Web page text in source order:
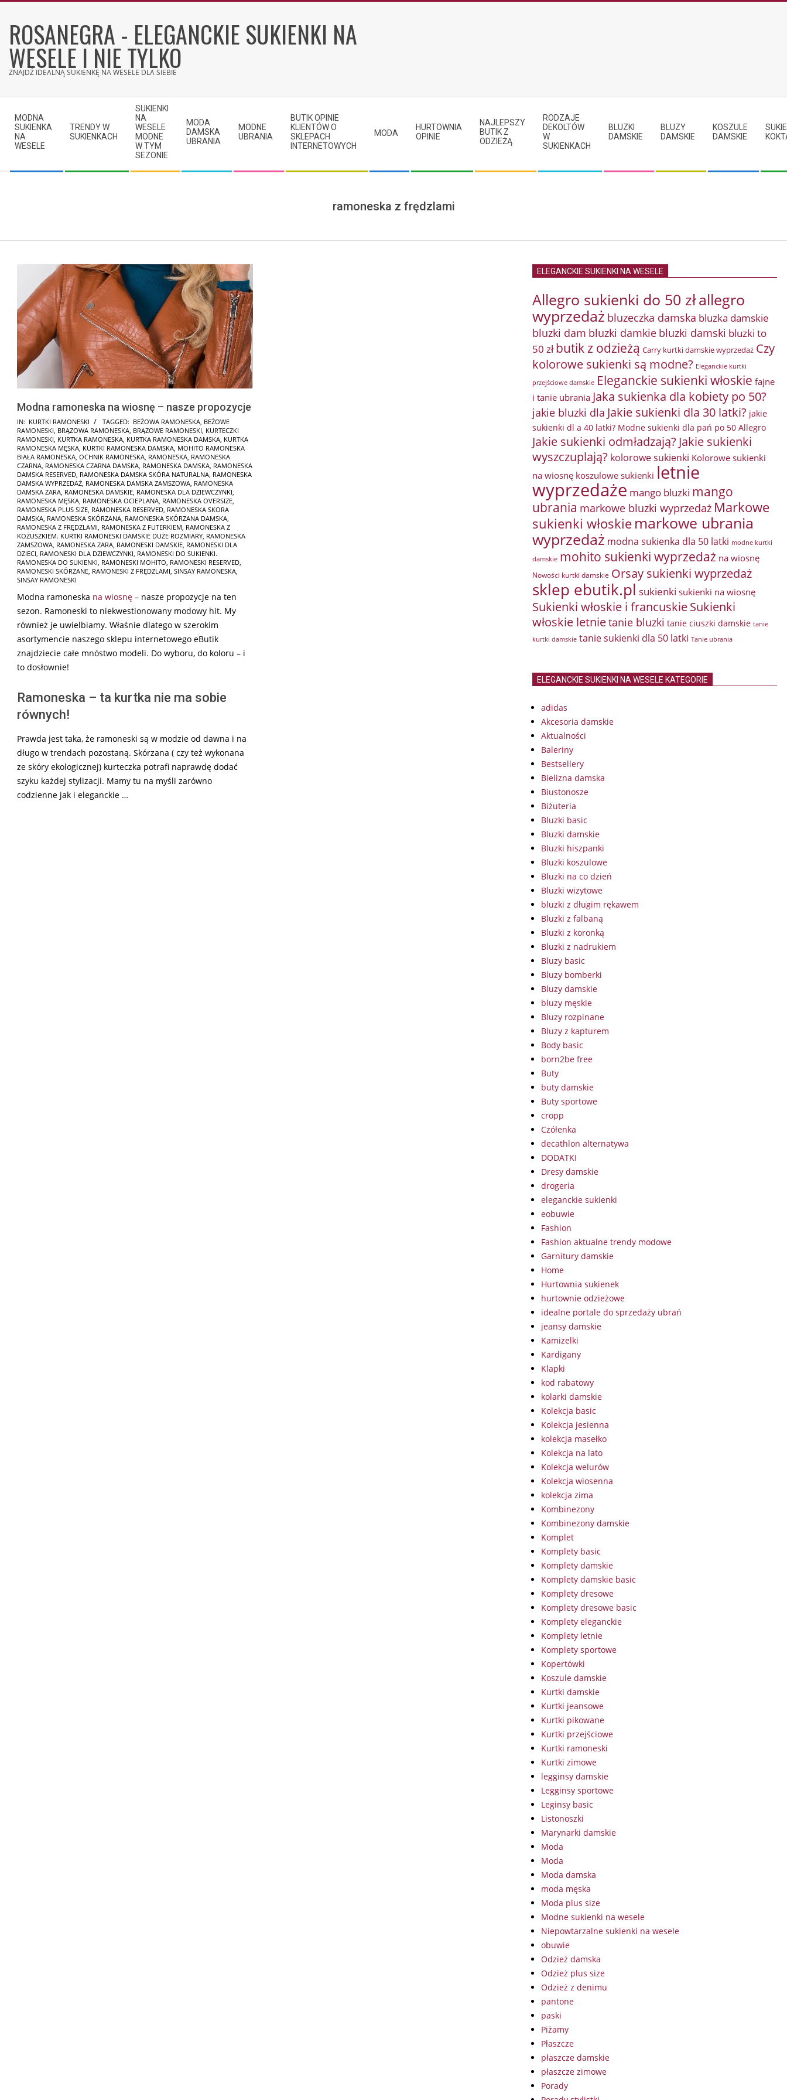
contentROSANEGRA - ELEGANCKIE SUKIENKI NA
WESELE I NIE TYLKO
ZNAJDŹ IDEALNĄ SUKIENKĘ NA WESELE DLA SIEBIE
Navigation
Menu
MODNA
SUKIENKA
NA
WESELE
TRENDY W
SUKIENKACH
SUKIENKI
NA
WESELE
MODNE
W TYM
SEZONIE
MODA
DAMSKA
UBRANIA
MODNE
UBRANIA
BUTIK OPINIE
KLIENTÓW O
SKLEPACH
INTERNETOWYCH
MODA
HURTOWNIA
OPINIE
NAJLEPSZY
BUTIK Z
ODZIEŻĄ
RODZAJE
DEKOLTÓW
W
SUKIENKACH
BLUZKI
DAMSKIE
BLUZY
DAMSKIE
KOSZULE
DAMSKIE
ramoneska z frędzlami
Modna ramoneska na wiosnę – nasze propozycje
2025-
01-
30
IN: KURTKI RAMONESKI TAGGED: BEŻOWA RAMONESKA, BEŻOWE
RAMONESKI, BRĄZOWA RAMONESKA, BRĄZOWE RAMONESKI, KURTECZKI
RAMONESKI, KURTKA RAMONESKA, KURTKA RAMONESKA DAMSKA, KURTKA
RAMONESKA MĘSKA, KURTKI RAMONESKA DAMSKA, MOHITO RAMONESKA
BIAŁA RAMONESKA, OCHNIK RAMONESKA, RAMONESKA, RAMONESKA
CZARNA, RAMONESKA CZARNA DAMSKA, RAMONESKA DAMSKA, RAMONESKA
DAMSKA RESERVED, RAMONESKA DAMSKA SKÓRA NATURALNA, RAMONESKA
DAMSKA WYPRZEDAŻ, RAMONESKA DAMSKA ZAMSZOWA, RAMONESKA
DAMSKA ZARA, RAMONESKA DAMSKIE, RAMONESKA DLA DZIEWCZYNKI,
RAMONESKA MĘSKA, RAMONESKA OCIEPLANA, RAMONESKA OVERSIZE,
RAMONESKA PLUS SIZE, RAMONESKA RESERVED, RAMONESKA SKORA
DAMSKA, RAMONESKA SKÓRZANA, RAMONESKA SKÓRZANA DAMSKA,
RAMONESKA Z FRĘDZLAMI, RAMONESKA Z FUTERKIEM, RAMONESKA Z
KOŻUSZKIEM. KURTKI RAMONESKI DAMSKIE DUŻE ROZMIARY, RAMONESKA
ZAMSZOWA, RAMONESKA ZARA, RAMONESKI DAMSKIE, RAMONESKI DLA
DZIECI, RAMONESKI DLA DZIEWCZYNKI, RAMONESKI DO SUKIENKI.
RAMONESKA DO SUKIENKI, RAMONESKI MOHITO, RAMONESKI RESERVED,
RAMONESKI SKÓRZANE, RAMONESKI Z FRĘDZLAMI, SINSAY RAMONESKA,
SINSAY RAMONESKI
Modna ramoneska na wiosnę – nasze propozycje na ten
sezon. Ramoneski to niekwestionowany modowy hit. My
również je uwielbiamy. Właśnie dlatego w szerokim
asortymencie naszego sklepu internetowego eButik
znajdziecie całe mnóstwo modeli. Do wyboru, do koloru – i
to dosłownie!
Ramoneska – ta kurtka nie ma sobie
równych!
Prawda jest taka, że ramoneski są w modzie od dawna i na
długo w trendach pozostaną. Skórzana ( czy też wykonana
ze skóry ekologicznej) kurteczka potrafi naprawdę dodać
szyku każdej stylizacji. Mamy tu na myśli zarówno
codzienne jak i eleganckie …
ELEGANCKIE SUKIENKI NA WESELE
Allegro sukienki do 50 złallegro
wyprzedaż bluzeczka damska bluzka damskie
bluzki dam bluzki damkie bluzki damski bluzki to
50 zł butik z odzieżą Carry kurtki damskie wyprzedaż Czy
kolorowe sukienki są modne? Eleganckie kurtki
przejściowe damskie Eleganckie sukienki włoskie fajne
i tanie ubrania Jaka sukienka dla kobiety po 50?
jakie bluzki dla Jakie sukienki dla 30 latki? jakie
sukienki dl a 40 latki? Modne sukienki dla pań po 50 Allegro
Jakie sukienki odmładzają? Jakie sukienki
wyszczuplają? kolorowe sukienki Kolorowe sukienki
na wiosnę koszulowe sukienki letnie
wyprzedaże mango bluzki mango
ubrania markowe bluzki wyprzedaż Markowe
sukienki włoskie markowe ubrania
wyprzedaż modna sukienka dla 50 latki modne kurtki
damskie mohito sukienki wyprzedaż na wiosnę
Nowości kurtki damskie Orsay sukienki wyprzedaż
sklep ebutik.pl sukienki sukienki na wiosnę
Sukienki włoskie i francuskieSukienki
włoskie letnietanie bluzki tanie ciuszki damskie tanie
kurtki damskie tanie sukienki dla 50 latki Tanie ubrania
ELEGANCKIE SUKIENKI NA WESELE KATEGORIE
adidas
Akcesoria damskie
Aktualności
Baleriny
Bestsellery
Bielizna damska
Biustonosze
Biżuteria
Bluzki basic
Bluzki damskie
Bluzki hiszpanki
Bluzki koszulowe
Bluzki na co dzień
Bluzki wizytowe
bluzki z długim rękawem
Bluzki z falbaną
Bluzki z koronką
Bluzki z nadrukiem
Bluzy basic
Bluzy bomberki
Bluzy damskie
bluzy męskie
Bluzy rozpinane
Bluzy z kapturem
Body basic
born2be free
Buty
buty damskie
Buty sportowe
cropp
Czółenka
decathlon alternatywa
DODATKI
Dresy damskie
drogeria
eleganckie sukienki
eobuwie
Fashion
Fashion aktualne trendy modowe
Garnitury damskie
Home
Hurtownia sukienek
hurtownie odzieżowe
idealne portale do sprzedaży ubrań
jeansy damskie
Kamizelki
Kardigany
Klapki
kod rabatowy
kolarki damskie
Kolekcja basic
Kolekcja jesienna
kolekcja masełko
Kolekcja na lato
Kolekcja welurów
Kolekcja wiosenna
kolekcja zima
Kombinezony
Kombinezony damskie
Komplet
Komplety basic
Komplety damskie
Komplety damskie basic
Komplety dresowe
Komplety dresowe basic
Komplety eleganckie
Komplety letnie
Komplety sportowe
Kopertówki
Koszule damskie
Kurtki damskie
Kurtki jeansowe
Kurtki pikowane
Kurtki przejściowe
Kurtki ramoneski
Kurtki zimowe
legginsy damskie
Legginsy sportowe
Leginsy basic
Listonoszki
Marynarki damskie
Moda
Moda
Moda damska
moda męska
Moda plus size
Modne sukienki na wesele
Niepowtarzalne sukienki na wesele
obuwie
Odzież damska
Odzież plus size
Odzież z denimu
pantone
paski
Piżamy
Płaszcze
płaszcze damskie
płaszcze zimowe
Porady